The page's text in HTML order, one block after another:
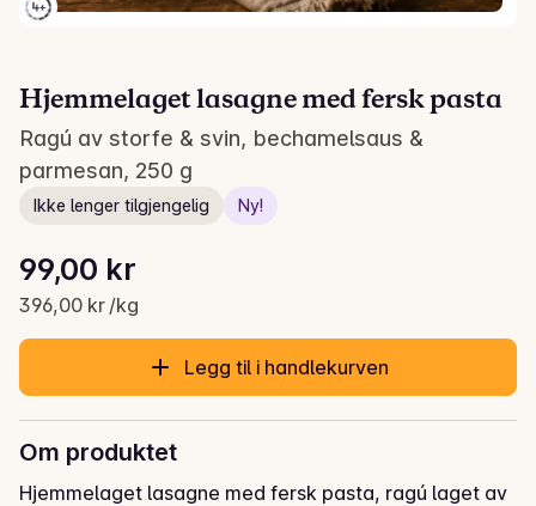
Hjemmelaget lasagne med fersk pasta
Ragú av storfe & svin, bechamelsaus &
parmesan, 250 g
Ikke lenger tilgjengelig Ny!
Gjeldende pris er: 99,00 kr
99,00 kr
396,00 kr /kg
Stykkpris: 396,00 kr /kg
Legg til i handlekurven
Om produktet
Hjemmelaget lasagne med fersk pasta, ragú laget av